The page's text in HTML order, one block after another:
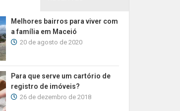
Melhores bairros para viver com
a família em Maceió
20 de agosto de 2020
Para que serve um cartório de
registro de imóveis?
26 de dezembro de 2018